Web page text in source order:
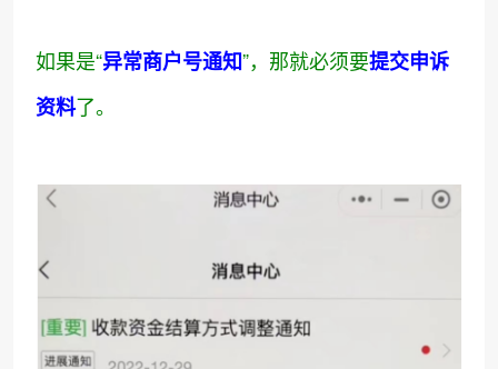
如果是“异常商户号通知”，那就必须要提交申诉
资料了。